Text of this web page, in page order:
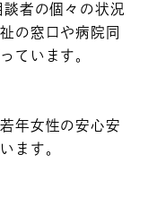
者の個々の状況
の窓口や病院同
ています。
年女性の安心安
ます。